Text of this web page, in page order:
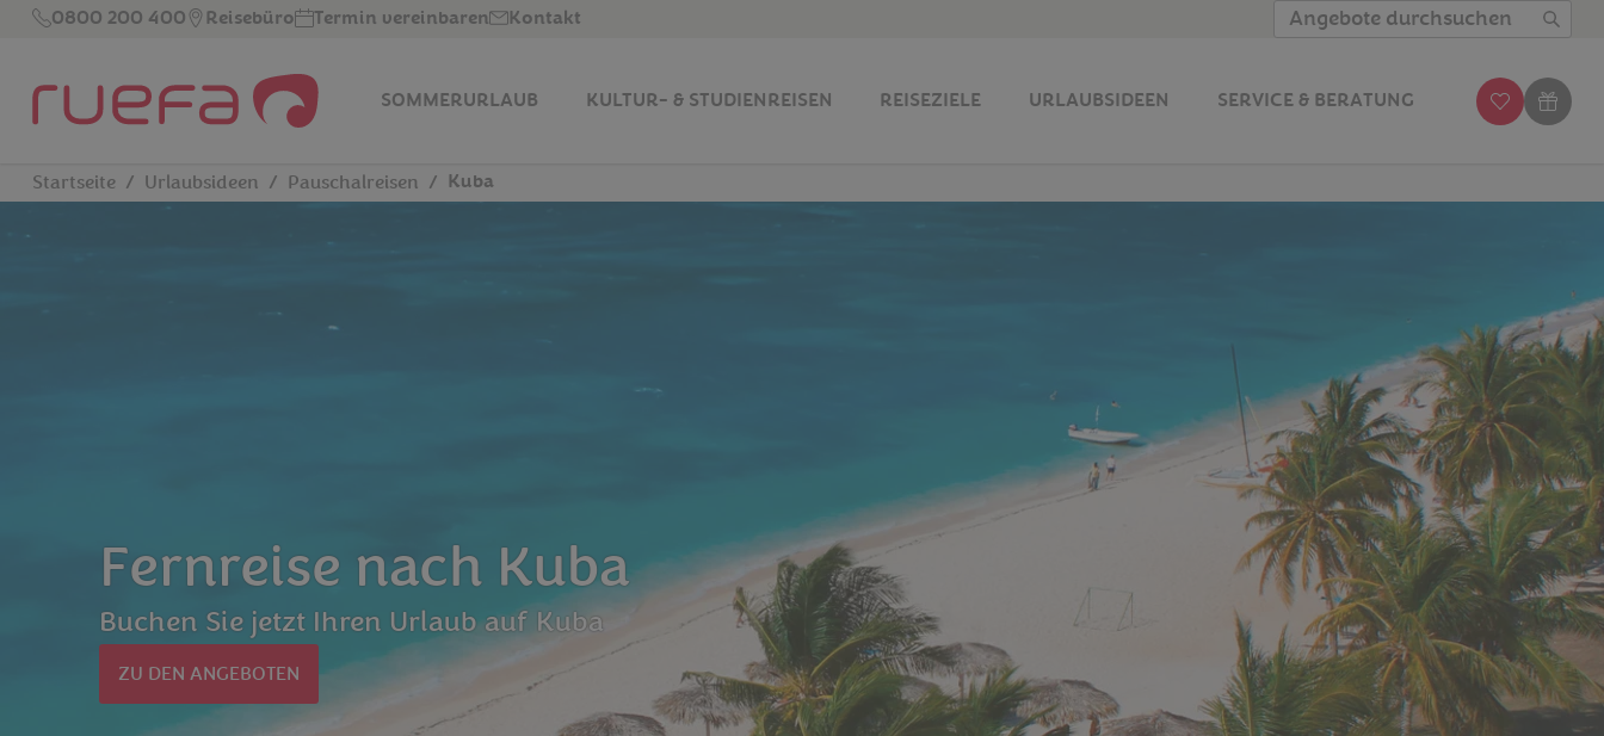
Zum Hauptinhalt springen
Startseite Urlaubsideen Pauschalreisen Kuba
Fernreise nach Kuba
Buchen Sie jetzt Ihren Urlaub auf Kuba
ZU DEN ANGEBOTEN
0800 200 400 Reisebüro Termin vereinbaren Kontakt Angebote durchsuchen
SOMMERURLAUB KULTUR- & STUDIENREISEN REISEZIELE URLAUBSIDEEN SERVICE & BERATUNG